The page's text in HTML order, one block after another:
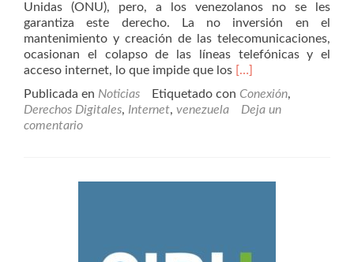
Unidas (ONU), pero, a los venezolanos no se les
garantiza este derecho. La no inversión en el
mantenimiento y creación de las telecomunicaciones,
ocasionan el colapso de las líneas telefónicas y el
acceso internet, lo que impide que los Leer
del
Internet:
el
más
[…]
Publicada en Noticias Etiquetado con Conexión,
Derechos Digitales, Internet, venezuela
Deja un
comentario